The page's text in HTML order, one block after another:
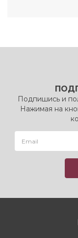
Подпишись и
Нажимая на